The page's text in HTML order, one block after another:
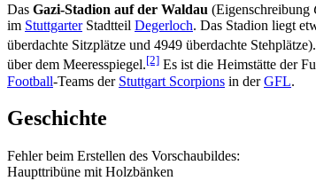
Das Gazi-Stadion auf der Waldau (Eigenschreibung
im StuttgarterStadtteil Degerloch. Das Stadion liegt
überdachte Sitzplätze und 4949 überdachte Stehplätze).
über dem Meeresspiegel.[2] Es ist die Heimstätte der
Football-Teams der Stuttgart Scorpions in derGFL.
Geschichte
Fehler beim Erstellen des Vorschaubildes:
Haupttribüne mit Holzbänken